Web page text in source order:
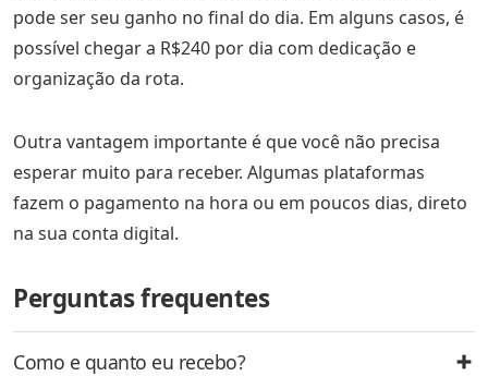
pode ser seu ganho no final do dia. Em alguns casos, é
possível chegar a R$240 por dia com dedicação e
organização da rota.
Outra vantagem importante é que você não precisa
esperar muito para receber. Algumas plataformas
fazem o pagamento na hora ou em poucos dias, direto
na sua conta digital.
Perguntas frequentes
Como e quanto eu recebo?